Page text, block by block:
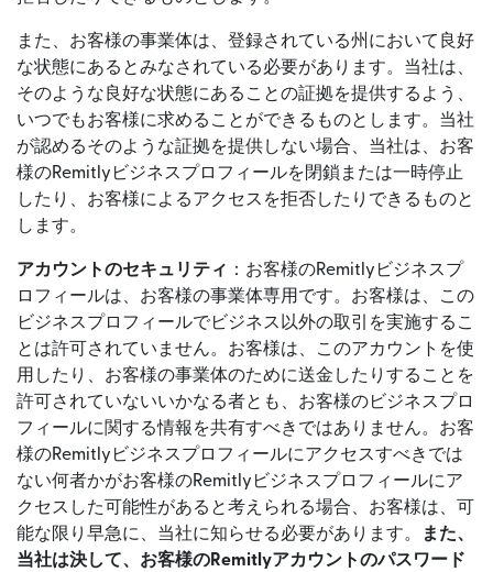
また、お客様の事業体は、登録されている州において良好
な状態にあるとみなされている必要があります。当社は、
そのような良好な状態にあることの証拠を提供するよう、
いつでもお客様に求めることができるものとします。当社
が認めるそのような証拠を提供しない場合、当社は、お客
様のRemitlyビジネスプロフィールを閉鎖または一時停止
したり、お客様によるアクセスを拒否したりできるものと
します。
アカウントのセキュリティ ：お客様のRemitlyビジネスプ
ロフィールは、お客様の事業体専用です。お客様は、この
ビジネスプロフィールでビジネス以外の取引を実施するこ
とは許可されていません。お客様は、このアカウントを使
用したり、お客様の事業体のために送金したりすることを
許可されていないいかなる者とも、お客様のビジネスプロ
フィールに関する情報を共有すべきではありません。お客
様のRemitlyビジネスプロフィールにアクセスすべきでは
ない何者かがお客様のRemitlyビジネスプロフィールにア
クセスした可能性があると考えられる場合、お客様は、可
能な限り早急に、当社に知らせる必要があります。
また、
当社は決して、お客様のRemitlyアカウントのパスワード